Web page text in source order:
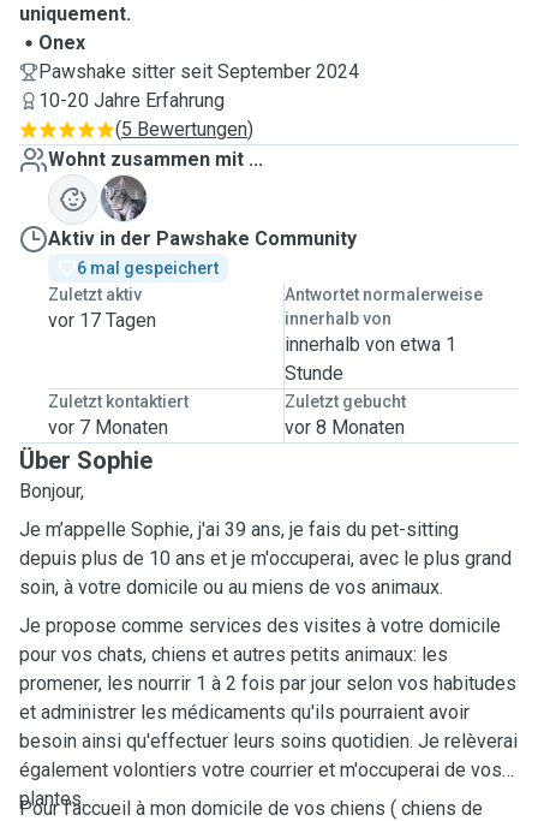
uniquement.
Onex
Pawshake sitter seit September 2024
10-20 Jahre Erfahrung
(5 Bewertungen)
Wohnt zusammen mit ...
B
Aktiv in der Pawshake Community
6 mal gespeichert
Zuletzt aktiv
vor 17 Tagen
Antwortet normalerweise
innerhalb von
innerhalb von etwa 1
Stunde
Zuletzt kontaktiert
vor 7 Monaten
Zuletzt gebucht
vor 8 Monaten
Über Sophie
Bonjour,
Je m’appelle Sophie, j'ai 39 ans, je fais du pet-sitting
depuis plus de 10 ans et je m'occuperai, avec le plus grand
soin, à votre domicile ou au miens de vos animaux.
Je propose comme services des visites à votre domicile
pour vos chats, chiens et autres petits animaux: les
promener, les nourrir 1 à 2 fois par jour selon vos habitudes
et administrer les médicaments qu'ils pourraient avoir
besoin ainsi qu'effectuer leurs soins quotidien. Je relèverai
également volontiers votre courrier et m'occuperai de vos
plantes.
Pour l'accueil à mon domicile de vos chiens ( chiens de